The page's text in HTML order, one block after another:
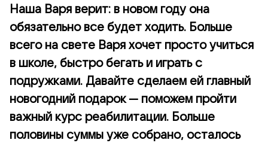
Наша Варя верит: в новом году она
обязательно все будет ходить. Больше
всего на свете Варя хочет просто учиться
в школе, быстро бегать и играть с
подружками. Давайте сделаем ей главный
новогодний подарок — поможем пройти
важный курс реабилитации. Больше
половины суммы уже собрано, осталось